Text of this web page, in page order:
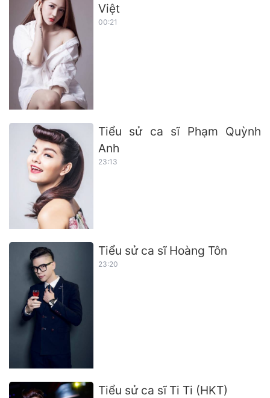
Việt
00:21
Tiểu sử ca sĩ Phạm Quỳnh
Anh
23:13
Tiểu sử ca sĩ Hoàng Tôn
23:20
Tiểu sử ca sĩ Ti Ti (HKT)